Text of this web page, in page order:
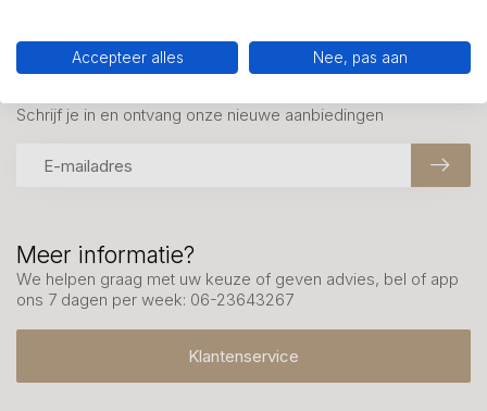
Meer informatie?
We helpen graag met uw keuze of geven advies, bel of app
ons 7 dagen per week: 06-23643267
Klantenservice
Schrijf je in en ontvang onze nieuwe aanbiedingen
Accepteer alles Nee, pas aan